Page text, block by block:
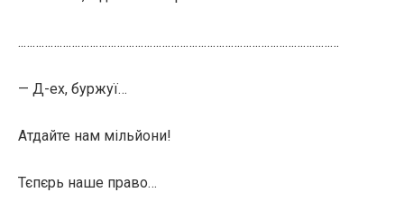
..……………………………………………………………………………………………
— Д-ех, буржуї…
Атдайте нам мільйони!
Тєпєрь наше право…